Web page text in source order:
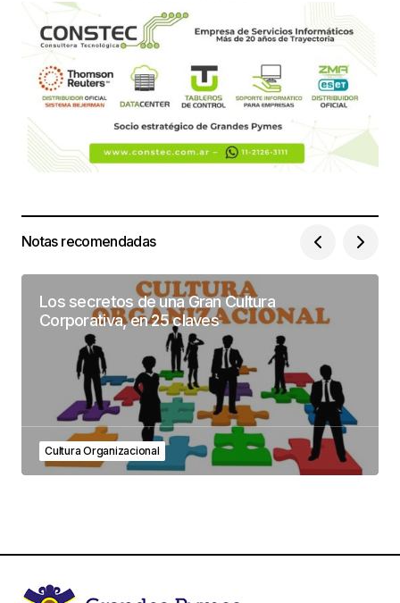
Notas recomendadas
Los secretos de una Gran Cultura
Corporativa, en 25 claves
Cultura Organizacional